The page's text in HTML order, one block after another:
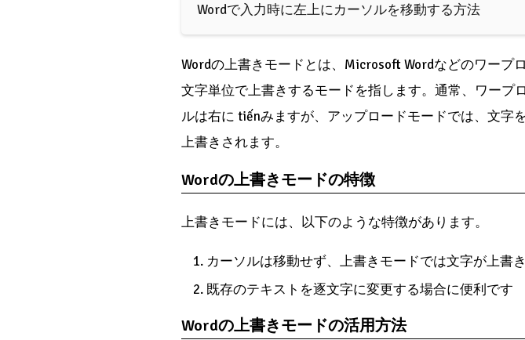
Wordで入力時に左上にカーソルを移動する方法
Wordの上書きモードとは、Microsoft Wordなどのワー
文字単位で上書きするモードを指します。通常、ワープ
ルは右に tiếnみますが、アップロードモードでは、文字
上書きされます。
Wordの上書きモードの特徴
上書きモードには、以下のような特徴があります。
カーソルは移動せず、上書きモードでは文字が上書
既存のテキストを逐文字に変更する場合に便利です
Wordの上書きモードの活用方法